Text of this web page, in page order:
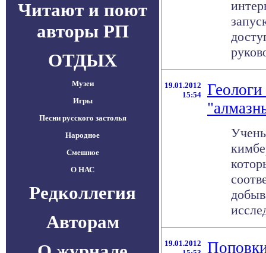
Читают и поют
авторы РП
ОТДЫХ
Музеи
Игры
Песни русского застолья
Народное
Смешное
О НАС
Редколлегия
Авторам
19.01.2012
15:54
19.01.2012